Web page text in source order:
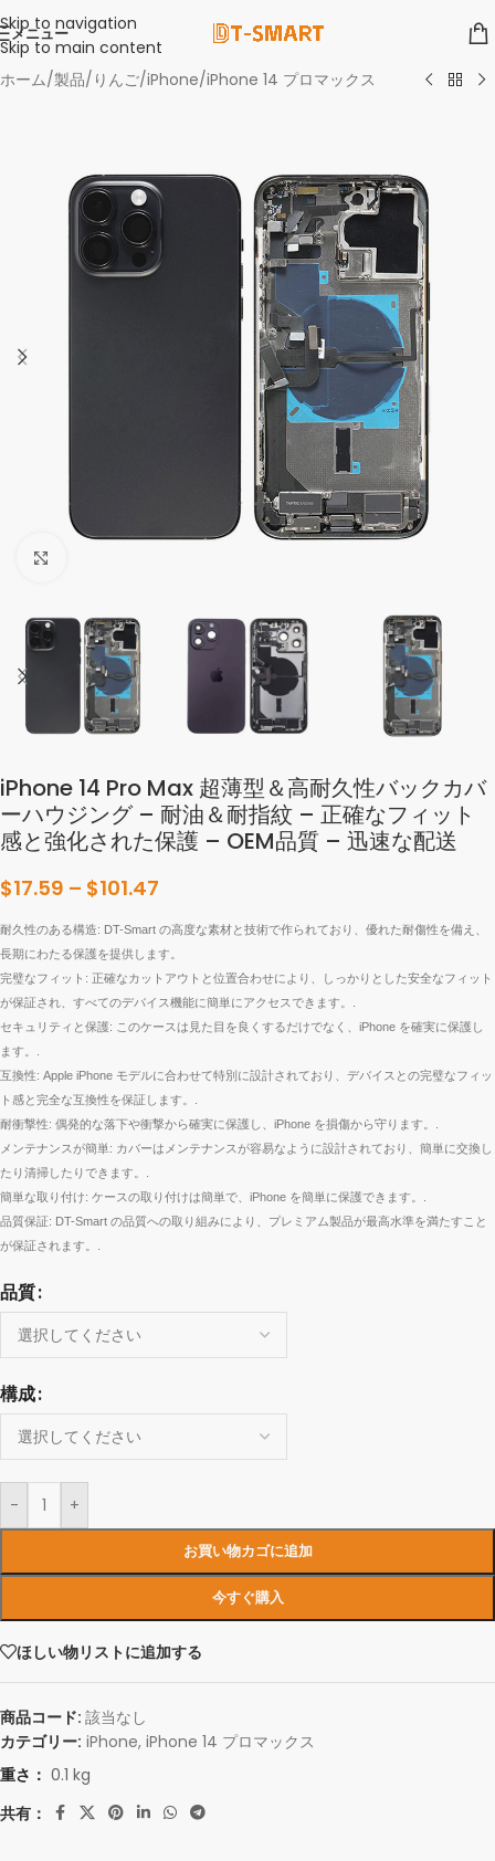
Skip to navigation
Skip to main content
メニュー
ホーム/製品/ りんご/iPhone/iPhone 14 プロマックス
iPhone 14 Pro Max 超薄型＆高耐久性バックカバ
ーハウジング – 耐油＆耐指紋 – 正確なフィット
感と強化された保護 – OEM品質 – 迅速な配送
$17.59 – $101.47
耐久性のある構造: DT-Smart の高度な素材と技術で作られており、優れた耐傷性を備え、
長期にわたる保護を提供します。
完璧なフィット: 正確なカットアウトと位置合わせにより、しっかりとした安全なフィット
が保証され、すべてのデバイス機能に簡単にアクセスできます。.
セキュリティと保護: このケースは見た目を良くするだけでなく、iPhone を確実に保護し
ます。.
互換性: Apple iPhone モデルに合わせて特別に設計されており、デバイスとの完璧なフィッ
ト感と完全な互換性を保証します。.
耐衝撃性: 偶発的な落下や衝撃から確実に保護し、iPhone を損傷から守ります。.
メンテナンスが簡単: カバーはメンテナンスが容易なように設計されており、簡単に交換し
たり清掃したりできます。.
簡単な取り付け: ケースの取り付けは簡単で、iPhone を簡単に保護できます。.
品質保証: DT-Smart の品質への取り組みにより、プレミアム製品が最高水準を満たすこと
が保証されます。.
品質
構成
- +
お買い物カゴに追加
今すぐ購入
ほしい物リストに追加する
商品コード: 該当なし
カテゴリー: iPhone, iPhone 14 プロマックス
重さ： 0.1 kg
共有：